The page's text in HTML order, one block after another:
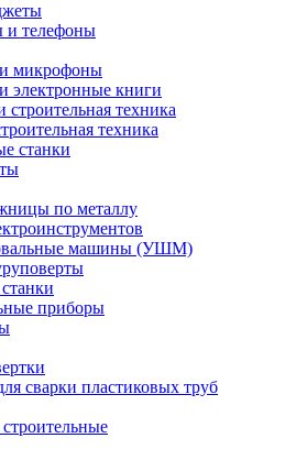
и телефоны
микрофоны
электронные книги
техника
станки
по металлу
машины (УШМ)
приборы
сварки пластиковых труб